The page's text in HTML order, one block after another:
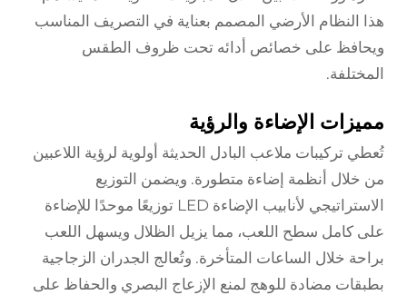
هذا النظام الأرضي المصمم بعناية في التصريف المناسب
ويحافظ على خصائص أدائه تحت ظروف الطقس
المختلفة.
مميزات الإضاءة والرؤية
تُعطي تركيبات ملاعب البادل الحديثة أولوية لرؤية اللاعبين
من خلال أنظمة إضاءة متطورة. ويضمن التوزيع
الاستراتيجي لأنابيب الإضاءة LED توزيعًا موحدًا للإضاءة
على كامل سطح اللعب، مما يزيل الظلال ويسهل اللعب
براحة خلال الساعات المتأخرة. وتُعالج الجدران الزجاجية
بطبقات مضادة للوهج لمنع الإزعاج البصري والحفاظ على